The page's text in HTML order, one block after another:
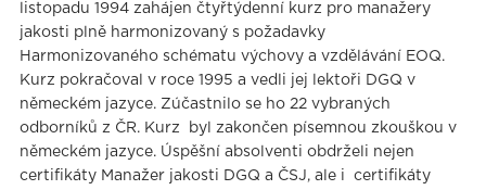
listopadu 1994 zahájen čtyřtýdenní kurz pro manažery
jakosti plně harmonizovaný s požadavky
Harmonizovaného schématu výchovy a vzdělávání EOQ.
Kurz pokračoval v roce 1995 a vedli jej lektoři DGQ v
německém jazyce. Zúčastnilo se ho 22 vybraných
odborníků z ČR. Kurz byl zakončen písemnou zkouškou v
německém jazyce. Úspěšní absolventi obdrželi nejen
certifikáty Manažer jakosti DGQ a ČSJ, ale i certifikáty